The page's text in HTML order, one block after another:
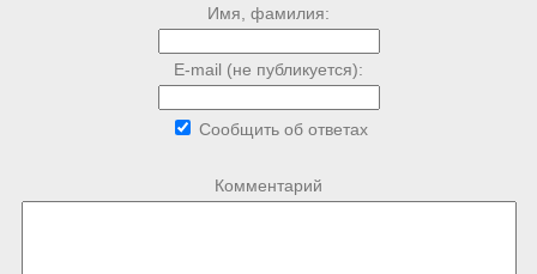
Имя, фамилия:
E-mail (не публикуется):
Сообщить об ответах
Комментарий